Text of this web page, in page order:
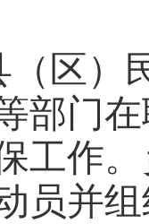
（区）
部门
工作
员并